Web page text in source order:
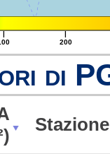
| |
200
di
Stazione